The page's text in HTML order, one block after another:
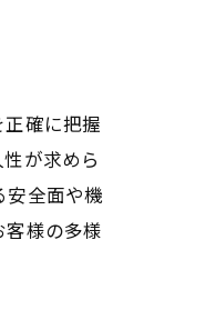
確に把握
が求めら
安全面や機
様の多様